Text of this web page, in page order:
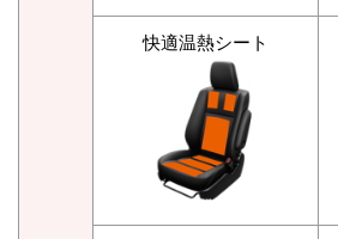
快適温熱シート